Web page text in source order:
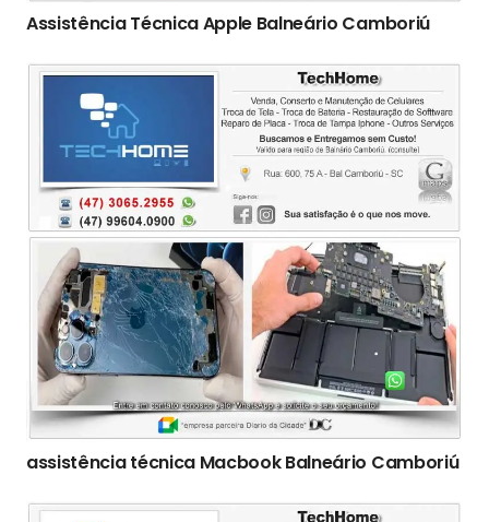
Assistência Técnica Apple Balneário Camboriú
assistência técnica Macbook Balneário Camboriú